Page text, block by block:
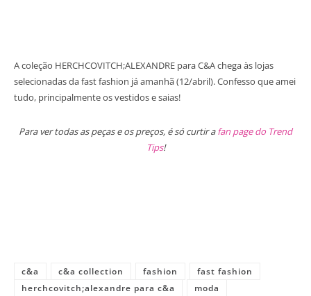
A coleção HERCHCOVITCH;ALEXANDRE para C&A chega às lojas
selecionadas da fast fashion já amanhã (12/abril). Confesso que amei
tudo, principalmente os vestidos e saias!
Para ver todas as peças e os preços, é só curtir afan page do Trend
Tips!
c&a c&a collection fashion
fast fashion
herchcovitch;alexandre para c&a
moda